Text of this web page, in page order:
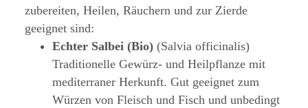
zubereiten, Heilen, Räuchern und zur Zierde
geeignet sind:
Echter Salbei (Bio) (Salvia officinalis)
Traditionelle Gewürz- und Heilpflanze mit
mediterraner Herkunft. Gut geeignet zum
Würzen von Fleisch und Fisch und unbedingt